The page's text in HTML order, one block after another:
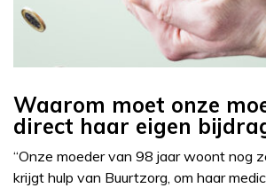
Waarom moet onze
direct haar eigen
“Onze moeder van 98 jaar woont nog
krijgt hulp van Buurtzorg, om haar